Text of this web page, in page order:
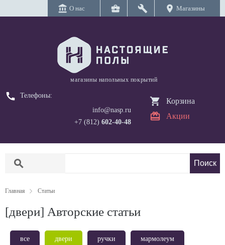
account_balance О нас business_center build location_on Магазины
магазины напольных покрытий
call
Телефоны:
info@nasp.ru
+7 (812) 602-40-48
Корзина
Акции
search
Главная Статьи
[двери] Авторские статьи
все двери ручки мармолеум